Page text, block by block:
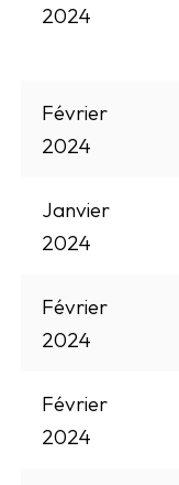
2024
Février
2024
Janvier
2024
Février
2024
Février
2024